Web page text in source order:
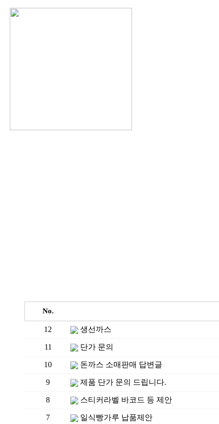
No.
12 생선까스
11 단가 문의
10 돈까스 소매판매 답변글
9 제품 단가 문의 드립니다.
8 스티커라벨 바코드 등 제안
7 일식빵가루 납품제안